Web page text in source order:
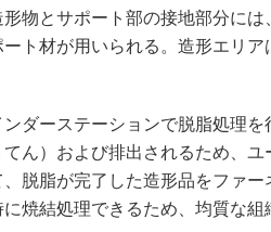
物とサポート部の接地部分に
ト材が用いられる。造形エリア
ダーステーションで脱脂処理を
ん）および排出されるため、ユ
脱脂が完了した造形品をファ
焼結処理できるため、均質な